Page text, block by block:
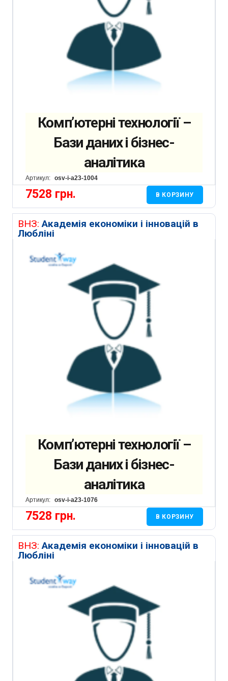
Комп’ютерні технології –
Бази даних і бізнес-
аналітика
Артикул: osv-i-a23-1004
7528 грн. В КОРЗИНУ
ВНЗ:Академія економіки і інновацій в
Любліні
Комп’ютерні технології –
Бази даних і бізнес-
аналітика
Артикул: osv-i-a23-1076
7528 грн. В КОРЗИНУ
ВНЗ:Академія економіки і інновацій в
Любліні